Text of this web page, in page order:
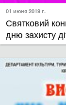
01 июня 2019 г.
Святковий
дню захисту